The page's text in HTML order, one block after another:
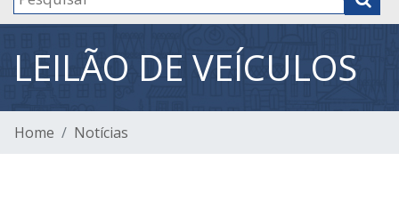
LEILÃO DE VEÍCULOS
Home Notícias